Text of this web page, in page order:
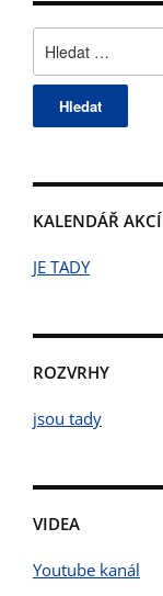
KALENDÁŘ AKCÍ
JE TADY
ROZVRHY
jsou tady
VIDEA
Youtube kanál